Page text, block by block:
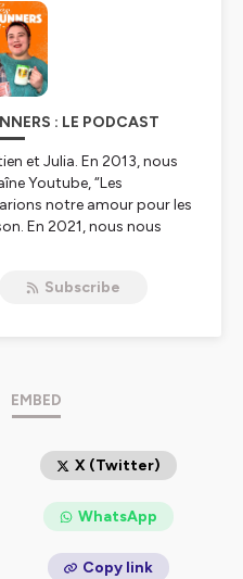
: LE PODCAST
et Julia. En 2013, nous
Youtube, “Les
notre amour pour les
En 2021, nous nous
envie d’en regarder.
Subscribe
EMBED
X (Twitter)
WhatsApp
Copy link